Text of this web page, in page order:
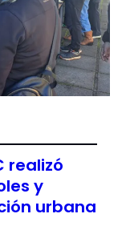
realizó
y
urbana